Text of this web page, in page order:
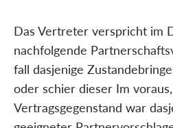
Das Vertreter verspricht im
nachfolgende
fall dasjenige
oder schier dieser Im
Vertragsgegenstand war